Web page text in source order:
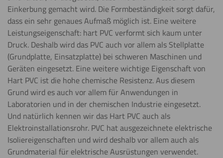
Einkerbung gemacht wird. Die Formbeständigkeit sorgt dafür,
dass ein sehr genaues Aufmaß möglich ist. Eine weitere
Leistungseigenschaft: hart PVC verformt sich kaum unter
Druck. Deshalb wird das PVC auch vor allem als Stellplatte
(Grundplatte, Einsatzplatte) bei schweren Maschinen und
Geräten eingesetzt. Eine weitere wichtige Eigenschaft von
Hart PVC ist die hohe chemische Resistenz. Aus diesem
Grund wird es auch vor allem für Anwendungen in
Laboratorien und in der chemischen Industrie eingesetzt.
Und natürlich kennen wir das Hart PVC auch als
Elektroinstallationsrohr. PVC hat ausgezeichnete elektrische
Isoliereigenschaften und wird deshalb vor allem auch als
Grundmaterial für elektrische Ausrüstungen verwendet.